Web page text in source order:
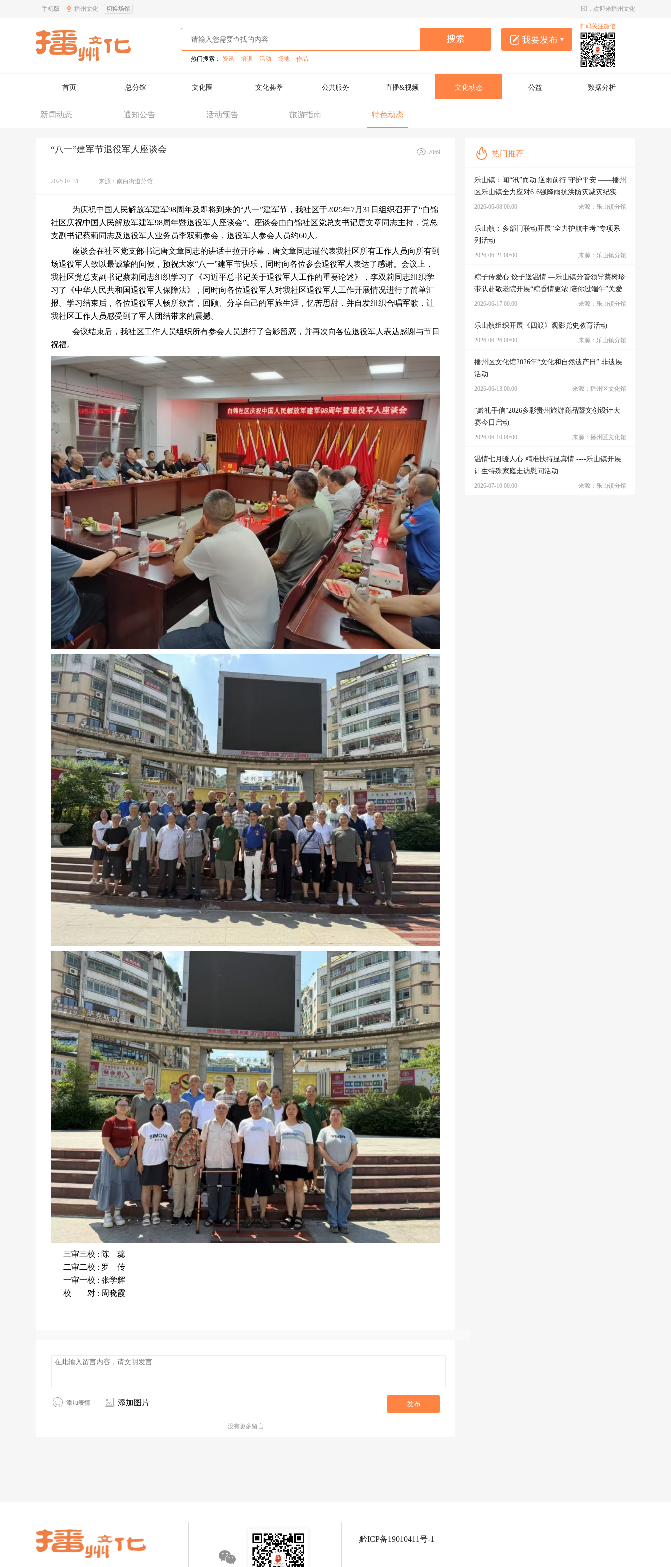
手机版 播州文化 切换场馆 HI，欢迎来播州文化
搜索 我要发布
作品
扫码关注微信
热门搜索： 资讯 培训 活动 场地 作品
首页 总分馆 文化圈 文化荟萃 公共服务 直播&视频 文化动态 公益 数据分析
新闻动态 通知公告 活动预告 旅游指南 特色动态
“八一”建军节退役军人座谈会
2025-07-31 来源：南白街道分馆
7069
为庆祝中国人民解放军建军98周年及即将到来的“八一”建军节，我社区于2025年7月31日组织召开了“白锦
社区庆祝中国人民解放军建军98周年暨退役军人座谈会”。座谈会由白锦社区党总支书记唐文章同志主持，党总
支副书记蔡莉同志及退役军人业务员李双莉参会，退役军人参会人员约60人。
座谈会在社区党支部书记唐文章同志的讲话中拉开序幕，唐文章同志谨代表我社区所有工作人员向所有到
场退役军人致以最诚挚的问候，预祝大家“八一”建军节快乐，同时向各位参会退役军人表达了感谢。会议上，
我社区党总支副书记蔡莉同志组织学习了《习近平总书记关于退役军人工作的重要论述》，李双莉同志组织学
习了《中华人民共和国退役军人保障法》，同时向各位退役军人对我社区退役军人工作开展情况进行了简单汇
报。学习结束后，各位退役军人畅所欲言，回顾、分享自己的军旅生涯，忆苦思甜，并自发组织合唱军歌，让
我社区工作人员感受到了军人团结带来的震撼。
会议结束后，我社区工作人员组织所有参会人员进行了合影留恋，并再次向各位退役军人表达感谢与节日
祝福。
三审三校 : 陈 蕊
二审二校 : 罗 传
一审一校 : 张学辉
校 对 : 周晓霞
添加表情 添加图片 发布
没有更多留言
热门推荐
乐山镇：闻“汛”而动 逆雨前行 守护平安 ——播州
区乐山镇全力应对6·6强降雨抗洪防灾减灾纪实
2026-06-08 00:00 来源：乐山镇分馆
乐山镇：多部门联动开展“全力护航中考”专项系
列活动
2026-06-21 00:00 来源：乐山镇分馆
粽子传爱心 饺子送温情 —乐山镇分管领导蔡树珍
带队赴敬老院开展“粽香情更浓 陪你过端午”关爱
活动
2026-06-17 00:00 来源：乐山镇分馆
乐山镇组织开展《四渡》观影党史教育活动
2026-06-26 00:00 来源：乐山镇分馆
播州区文化馆2026年“文化和自然遗产日” 非遗展
活动
2026-06-13 00:00 来源：播州区文化馆
“黔礼手信”2026多彩贵州旅游商品暨文创设计大
赛今日启动
2026-06-10 00:00 来源：播州区文化馆
温情七月暖人心 精准扶持显真情 ----乐山镇开展
计生特殊家庭走访慰问活动
2026-07-10 00:00 来源：乐山镇分馆
黔ICP备19010411号-1